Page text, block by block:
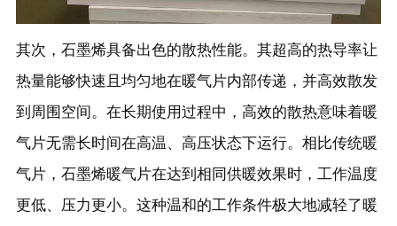
其次，石墨烯具备出色的散热性能。其超高的热导率让
热量能够快速且均匀地在暖气片内部传递，并高效散发
到周围空间。在长期使用过程中，高效的散热意味着暖
气片无需长时间在高温、高压状态下运行。相比传统暖
气片，石墨烯暖气片在达到相同供暖效果时，工作温度
更低、压力更小。这种温和的工作条件极大地减轻了暖